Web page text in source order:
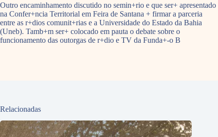
Outro encaminhamento discutido no semin+rio e que ser+ apresentado
na Confer+ncia Territorial em Feira de Santana + firmar a parceria
entre as r+dios comunit+rias e a Universidade do Estado da Bahia
(Uneb). Tamb+m ser+ colocado em pauta o debate sobre o
funcionamento das outorgas de r+dio e TV da Funda+-o B
Relacionadas